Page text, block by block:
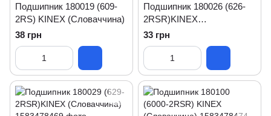
Подшипник 180019 (609-
2RS) KINEX (Словаччина)
38 грн
Подшипник 180026 (626-
2RSR)KINEX
(Словаччина)
33 грн